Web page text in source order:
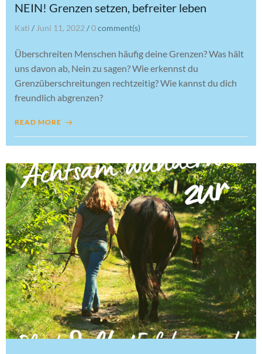
NEIN! Grenzen setzen, befreiter leben
Kati / Juni 11, 2022 /0comment(s)
Überschreiten Menschen häufig deine Grenzen? Was hält
uns davon ab, Nein zu sagen? Wie erkennst du
Grenzüberschreitungen rechtzeitig? Wie kannst du dich
freundlich abgrenzen?
READ MORE